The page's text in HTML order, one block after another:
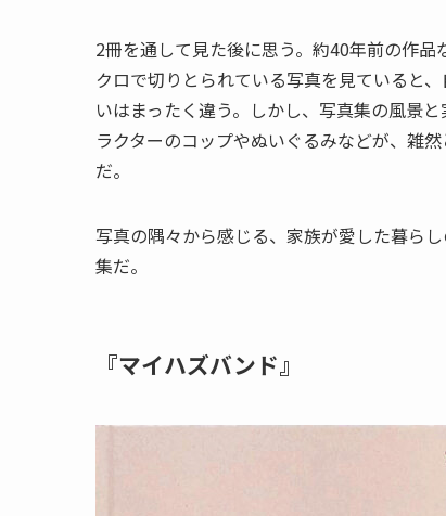
2冊を通して見た後に思う。約40年前の作
クロで切りとられている写真を見ていると
いはまったく違う。しかし、写真集の風景
ラクターのコップやぬいぐるみなどが、雑
だ。
写真の隅々から感じる、家族が愛した暮ら
集だ。
『マイハズバンド』